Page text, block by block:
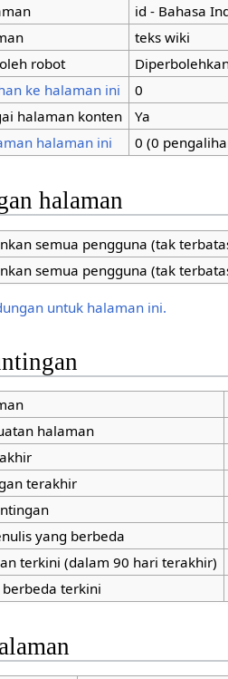
id - Bahasa
teks wiki
robot
ke halaman ini
0
halaman konten
Ya
halaman ini
0 (0
halaman
semua pengguna (tak
semua pengguna (tak
untuk halaman ini.
halaman
terakhir
yang berbeda
terkini (dalam 90 hari terakhir)
berbeda terkini